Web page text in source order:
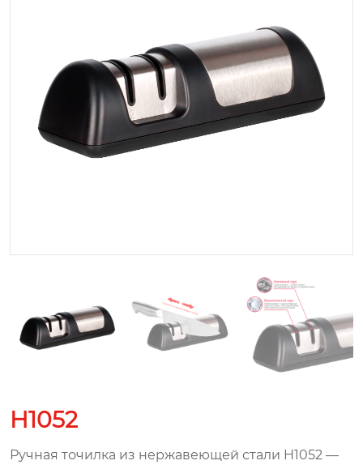
H1052
Ручная точилка из нержавеющей стали H1052 —